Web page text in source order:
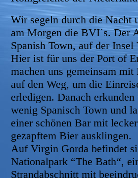
Wir segeln durch die Nacht
am Morgen die BVI´s. Der
Spanish Town, auf der
Hier ist für uns der Port of
machen uns gemeinsam
auf den Weg, um die
erledigen. Danach
wenig Spanisch Town und
einer schönen Bar mit
gezapftem Bier ausklingen.
Auf Virgin Gorda befindet
Nationalpark “The Bath“,
Strandabschnitt mit